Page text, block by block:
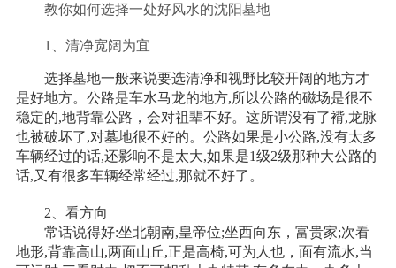
教你如何选择一处好风水的沈阳墓地
1、清净宽阔为宜
选择墓地一般来说要选清净和视野比较开阔的地方才
是好地方。公路是车水马龙的地方,所以公路的磁场是很不
稳定的,地背靠公路，会对祖辈不好。这所谓没有了褙,龙脉
也被破坏了,对墓地很不好的。公路如果是小公路,没有太多
车辆经过的话,还影响不是太大,如果是1级2级那种大公路的
话,又有很多车辆经常经过,那就不好了。
2、看方向
常话说得好:坐北朝南,皇帝位;坐西向东，富贵家;次看
地形,背靠高山,两面山丘,正是高椅,可为人也，面有流水,当